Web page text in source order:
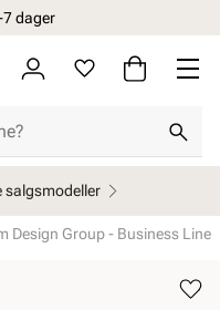
7 dager
salgsmodeller
Design Group - Business Line